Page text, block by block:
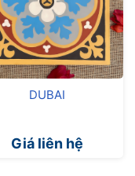
DUBAI
Giá liên hệ